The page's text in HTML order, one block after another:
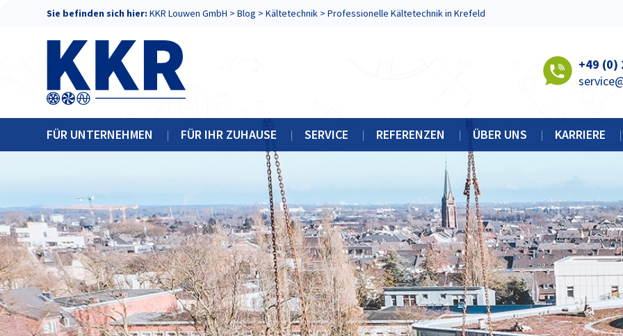
Sie befinden sich hier: KKR Louwen GmbH >Blog >Kältetechnik >Professionelle Kältetechnik in Krefeld
+49 (0)
FÜR UNTERNEHMEN
KÄLTETECHNIK
ELEKTROTECHNIK
RETROFIT
SCHALTSCHRANKBAU
REGELTECHNIK
LÜFTUNGSTECHNIK
PHOTOVOLTAIK-ANLAGEN
WARTUNG
FÜR IHR ZUHAUSE
KLIMAANLAGEN
WÄRMEPUMPEN
PHOTOVOLTAIK
WARTUNG
SERVICE
WARTUNG + INSTANDHALTUNG
REFERENZEN ÜBER UNS
ZERTIFIKATE
KARRIERE